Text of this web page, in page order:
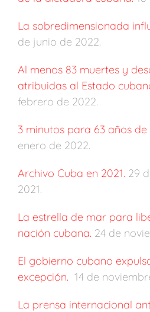
La sobredimensionada
de junio de 2022.
Al menos 83 muertes y
atribuidas al Estado
febrero de 2022.
3 minutos para 63 años
enero de 2022.
Archivo Cuba en 2021. 29
2021.
La estrella de mar para
nación cubana. 24 de
El gobierno cubano
excepción. 14 de
La prensa internacional